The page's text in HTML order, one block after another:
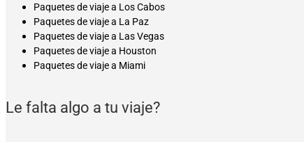
Paquetes de viaje a Los Cabos
Paquetes de viaje a La Paz
Paquetes de viaje a Las Vegas
Paquetes de viaje a Houston
Paquetes de viaje a Miami
Le falta algo a tu viaje?